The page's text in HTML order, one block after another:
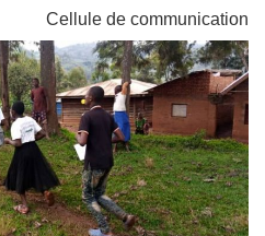
Cellule de communication